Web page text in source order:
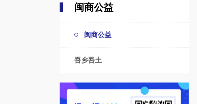
闽商公益
闽商公益
吾乡吾土